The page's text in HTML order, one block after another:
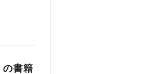
の書籍